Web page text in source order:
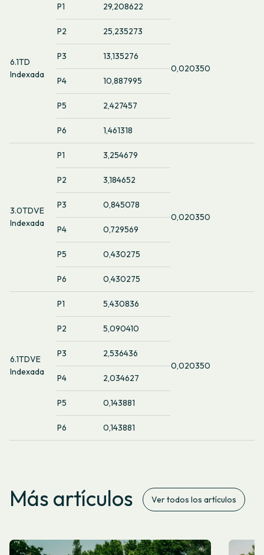
6.1TD
Indexada
P1 29,208622
0,020350
P2 25,235273
P3 13,135276
P4 10,887995
P5 2,427457
P6 1,461318
3.0TDVE
Indexada
P1 3,254679
0,020350
P2 3,184652
P3 0,845078
P4 0,729569
P5 0,430275
P6 0,430275
6.1TDVE
Indexada
P1 5,430836
0,020350
P2 5,090410
P3 2,536436
P4 2,034627
P5 0,143881
P6 0,143881
Más artículos Ver todos los artículos